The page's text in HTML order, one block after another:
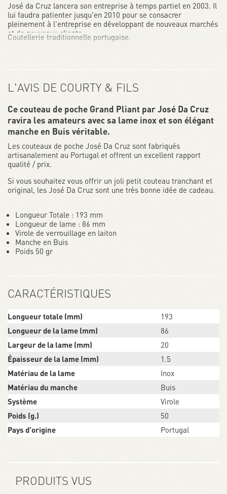
José da Cruz lancera son entreprise à temps partiel en 2003. Il
lui faudra patienter jusqu'en 2010 pour se consacrer
pleinement à l'entreprise en développant de nouveaux marchés
et de nouveaux clients.
Aujourd'hui, la coutellerie José da Cruz et la dernière du village
de Palaçoulo. Ensemble, le père et le fils s'efforcent de montrer
couteaux.
Coutellerie traditionnelle portugaise.
L'AVIS DE COURTY & FILS
Ce couteau de poche Grand Pliant par José Da Cruz
ravira les amateurs avec sa lame inox et son élégant
manche en Buis véritable.
Les couteaux de poche José Da Cruz sont fabriqués
artisanalement au Portugal et offrent un excellent rapport
qualité / prix.
Si vous souhaitez vous offrir un joli petit couteau tranchant et
original, les José Da Cruz sont une très bonne idée de cadeau.
Longueur Totale : 193 mm
Longueur de lame : 86 mm
Virole de verrouillage en laiton
Manche en Buis
Poids 50 gr
CARACTÉRISTIQUES
Longueur totale (mm)
193
Longueur de la lame (mm)
86
Largeur de la lame (mm)
20
Épaisseur de la lame (mm)
1.5
Matériau de la lame
Inox
Matériau du manche
Buis
Système
Virole
Poids (g.)
50
Pays d’origine
Portugal
PRODUITS VUS